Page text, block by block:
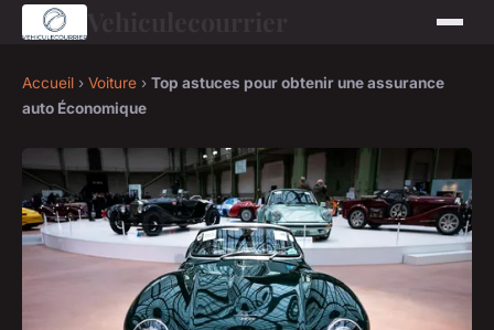
Accueil › Voiture › Top astuces pour obtenir une assurance
auto Économique